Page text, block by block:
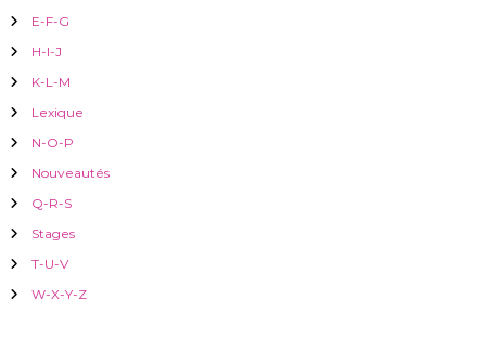
e
E-F-G
H-I-J
K-L-M
Lexique
N-O-P
Nouveautés
Q-R-S
Stages
T-U-V
W-X-Y-Z